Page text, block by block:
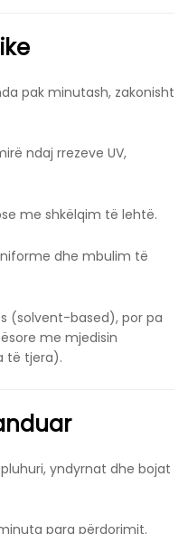
pak minutash, zakonisht
ndaj rrezeve UV,
me shkëlqim të lehtë.
dhe mbulim të
(solvent-based), por pa
me mjedisin
të tjera).
yndyrnat dhe bojat
para përdorimit.